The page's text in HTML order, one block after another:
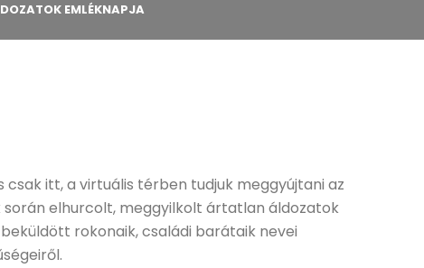
EMLÉKNAPJA
itt, a virtuális térben tudjuk meggyújtani az
elhurcolt, meggyilkolt ártatlan áldozatok
rokonaik, családi barátaik nevei